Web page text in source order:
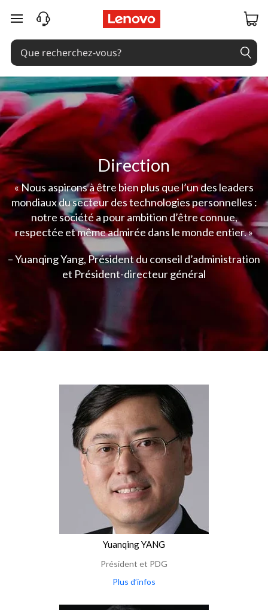
passer au contenu principal
Direction
« Nous aspirons à être bien plus que l’un des leaders
mondiaux du secteur des technologies personnelles :
notre société a pour ambition d’être connue,
respectée et même admirée dans le monde entier. »
– Yuanqing Yang, Président du conseil d’administration
et Président-directeur général
Yuanqing YANG
Président et PDG
Plus d’infos